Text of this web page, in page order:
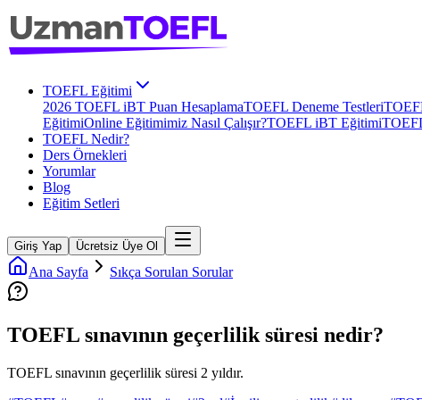
TOEFL Eğitimi
2026 TOEFL iBT Puan HesaplamaTOEFL Deneme Testleri
EğitimiOnline Eğitimimiz Nasıl Çalışır?TOEFL iBT Eğitimi
TOEFL Nedir?
Ders Örnekleri
Yorumlar
Blog
Eğitim Setleri
Giriş Yap Ücretsiz Üye Ol
Ana Sayfa Sıkça Sorulan Sorular
TOEFL sınavının geçerlilik süresi nedir?
TOEFL sınavının geçerlilik süresi 2 yıldır.